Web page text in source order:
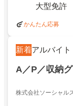
大型免許
かんたん応募
新着アルバイト
A／P／収納
株式会社ソーシャル